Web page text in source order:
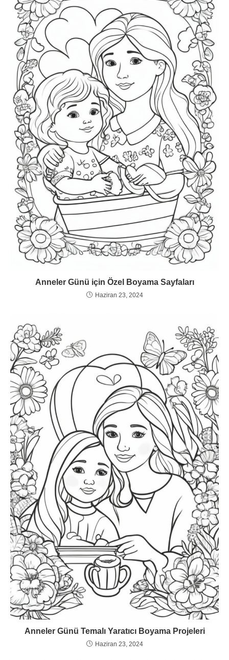
Anneler Günü için Özel Boyama Sayfaları
Haziran 23, 2024
Anneler Günü Temalı Yaratıcı Boyama Projeleri
Haziran 23, 2024